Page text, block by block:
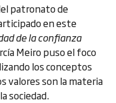
patronato de
en este
de la confianza
Meiro puso el foco
los conceptos
valores son la materia
sociedad.